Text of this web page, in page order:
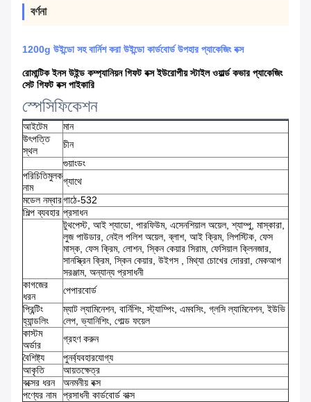
বর্ণনা
1200g উইন্ডো সহ বার্নিশ করা উইন্ডো কার্ডবোর্ড উপহার প্যাকেজিং বক্স
রোমান্টিক ইনস উইন্ড কম্প্যানিয়ন গিফট বক্স ইউরোপীয় স্টাইল ওয়ার্ল্ড কভার প্যাকেজিং
সেট গিফট বক্স পাইকারি
স্পেসিফিকেশন
আইটেম
মান
উৎপত্তি
স্থল
চীন
গুয়াংডং
পরিচিতিমুলক
নাম
গ্যাথে
মডেল নম্বারগাঠে-532
শিল্প ব্যবহার প্রসাধন
টুথপেস্ট, আই শ্যাডো, পারফিউম, এসেনশিয়াল অয়েল, শ্যাম্পু, মাস্কারা,
লুজ পাউডার, নেইল পলিশ অয়েল, ব্লাশ, আই ক্রিম, লিপস্টিক, ফেস
মাস্ক, ফেস ক্রিম, লোশন, স্কিন কেয়ার সিরাম, ফেসিয়াল ক্লিনজার,
সানস্ক্রিন ক্রিম, স্কিন কেয়ার, উইগস , মিথ্যা চোখের দোররা, মেকআপ
সরঞ্জাম, অন্যান্য প্রসাধনী
কাগজের
ধরন
পেপারবোর্ড
প্রিন্টিং
হ্যান্ডলিং
ম্যাট ল্যামিনেশন, বার্নিশিং, স্ট্যাম্পিং, এমবসিং, গ্লসি ল্যামিনেশন, ইউভি
লেপ, ভ্যানিশিং, গোল্ড ফয়েল
কাস্টম
অর্ডার
গ্রহণ করুন
বৈশিষ্ট্য
পুনর্ব্যবহারযোগ্য
আকৃতি
আয়তক্ষেত্র
বক্সের ধরন
অনমনীয় বক্স
পণ্যের নাম
প্রসাধনী কার্ডবোর্ড বাক্স